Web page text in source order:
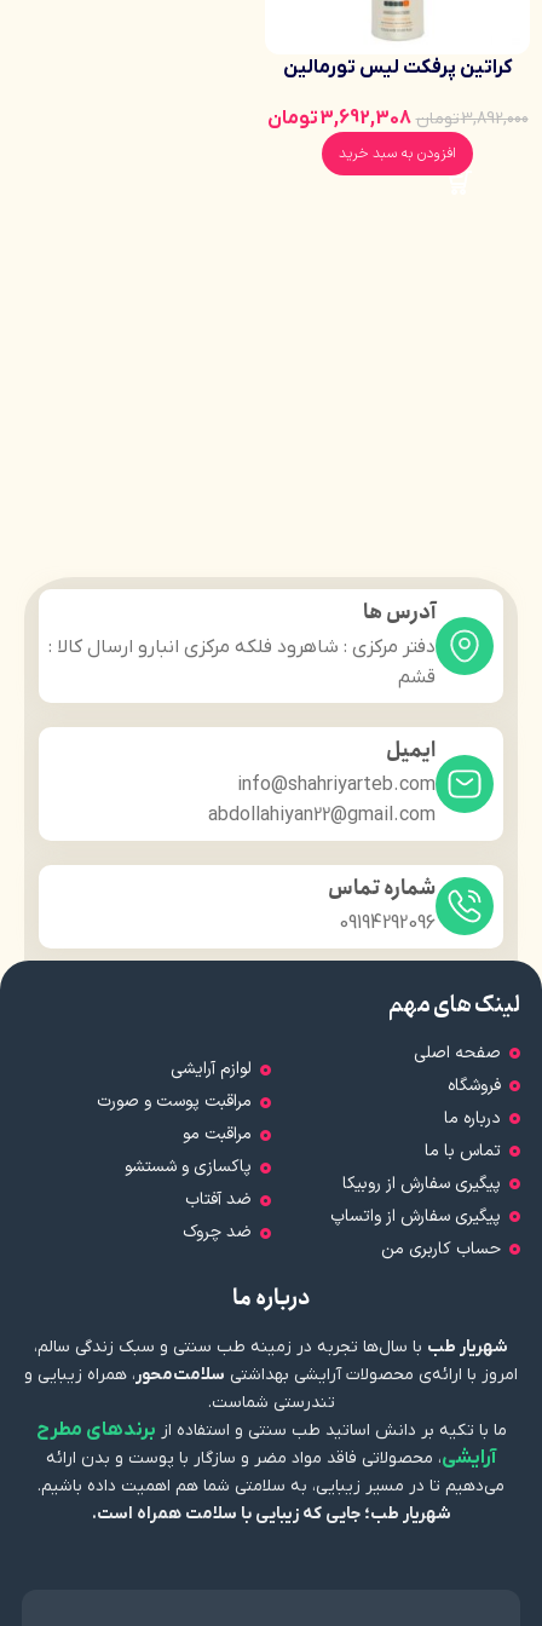
کراتین پرفکت لیس تورمالین
3,892,000تومان 3,692,308تومان
افزودن به سبد خرید
آدرس ها
دفتر مرکزی : شاهرود فلکه مرکزی انبارو ارسال کالا :
قشم
ایمیل
info@shahriyarteb.com
abdollahiyan22@gmail.com
شماره تماس
09194292096
لینک های مهم
صفحه اصلی
فروشگاه
درباره ما
تماس با ما
پیگیری سفارش از روبیکا
پیگیری سفارش از واتساپ
حساب کاربری من
لوازم آرایشی
مراقبت پوست و صورت
مراقبت مو
پاکسازی و شستشو
ضد آفتاب
ضد چروک
درباره ما
شهریار طب با سال‌ها تجربه در زمینه طب سنتی و سبک زندگی سالم،
امروز با ارائه‌ی محصولات آرایشی بهداشتی سلامت‌محور ، همراه زیبایی و
تندرستی شماست.
ما با تکیه بر دانش اساتید طب سنتی و استفاده از برندهای مطرح
آرایشی، محصولاتی فاقد مواد مضر و سازگار با پوست و بدن ارائه
می‌دهیم تا در مسیر زیبایی، به سلامتی شما هم اهمیت داده باشیم.
شهریار طب؛ جایی که زیبایی با سلامت همراه است.